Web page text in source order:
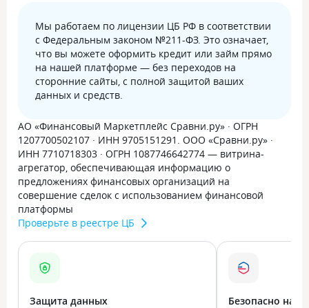
Мы работаем по лицензии ЦБ РФ в соответствии
с Федеральным законом №211-ФЗ. Это означает,
что вы можете оформить кредит или займ прямо
на нашей платформе — без переходов на
сторонние сайты, с полной защитой ваших
данных и средств.
АО «Финансовый Маркетплейс Сравни.ру» · ОГРН
1207700502107 · ИНН 9705151291. ООО «Сравни.ру» ·
ИНН 7710718303 · ОГРН 1087746642774 — витрина-
агрегатор, обеспечивающая информацию о
предложениях финансовых организаций на
совершение сделок с использованием финансовой
платформы
Проверьте в реестре ЦБ
Защита данных
Безопасно на